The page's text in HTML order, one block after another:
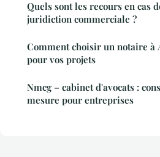
Quels sont les recours en cas
juridiction commerciale ?
Comment choisir un notaire à
pour vos projets
Nmcg – cabinet d'avocats :
mesure pour entreprises